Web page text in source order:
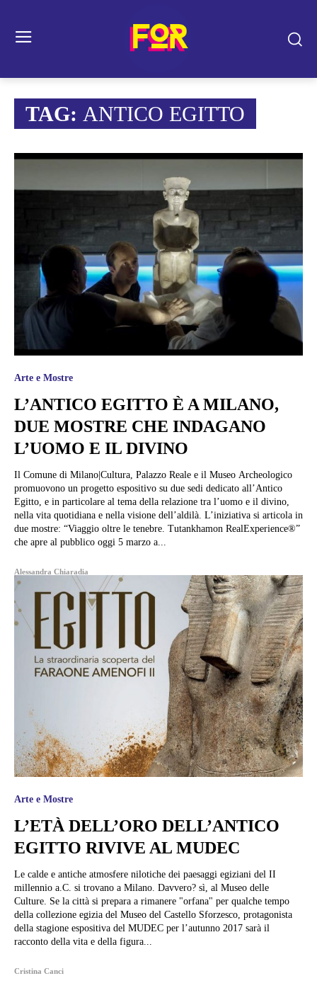
TAG: ANTICO EGITTO
Arte e Mostre
L’ANTICO EGITTO È A MILANO,
DUE MOSTRE CHE INDAGANO
L’UOMO E IL DIVINO
Il Comune di Milano|Cultura, Palazzo Reale e il Museo Archeologico
promuovono un progetto espositivo su due sedi dedicato all’Antico
Egitto, e in particolare al tema della relazione tra l’uomo e il divino,
nella vita quotidiana e nella visione dell’aldilà. L’iniziativa si articola in
due mostre: “Viaggio oltre le tenebre. Tutankhamon RealExperience®”
che apre al pubblico oggi 5 marzo a...
Alessandra Chiaradia
Arte e Mostre
L’ETÀ DELL’ORO DELL’ANTICO
EGITTO RIVIVE AL MUDEC
Le calde e antiche atmosfere nilotiche dei paesaggi egiziani del II
millennio a.C. si trovano a Milano. Davvero? sì, al Museo delle
Culture. Se la città si prepara a rimanere "orfana" per qualche tempo
della collezione egizia del Museo del Castello Sforzesco, protagonista
della stagione espositiva del MUDEC per l’autunno 2017 sarà il
racconto della vita e della figura...
Cristina Canci